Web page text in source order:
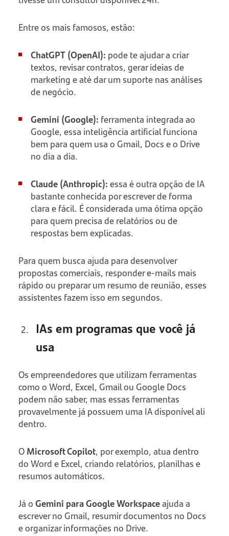
Entre os mais famosos, estão:
ChatGPT (OpenAI): pode te ajudar a criar
textos, revisar contratos, gerar ideias de
marketing e até dar um suporte nas análises
de negócio.
Gemini (Google): ferramenta integrada ao
Google, essa inteligência artificial funciona
bem para quem usa o Gmail, Docs e o Drive
no dia a dia.
Claude (Anthropic):essa é outra opção de IA
bastante conhecida por escrever de forma
clara e fácil. É considerada uma ótima opção
para quem precisa de relatórios ou de
respostas bem explicadas.
Para quem busca ajuda para desenvolver
propostas comerciais, responder e-mails mais
rápido ou preparar um resumo de reunião, esses
assistentes fazem isso em segundos.
IAs em programas que você já
usa
Os empreendedores que utilizam ferramentas
como o Word, Excel, Gmail ou Google Docs
podem não saber, mas essas ferramentas
provavelmente já possuem uma IA disponível ali
dentro.
OMicrosoft Copilot, por exemplo, atua dentro
do Word e Excel, criando relatórios, planilhas e
resumos automáticos.
Já oGemini para Google Workspaceajuda a
escrever no Gmail, resumir documentos no Docs
e organizar informações no Drive.